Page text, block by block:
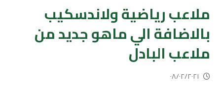
ملاعب رياضية ولاندسكيب
بالاضافة الي ماهو جديد من
ملاعب البادل
٠٨/٠٢/٢٠٢١